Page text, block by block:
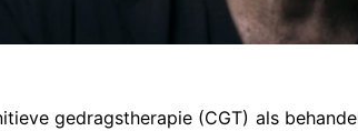
gedragstherapie (CGT) als